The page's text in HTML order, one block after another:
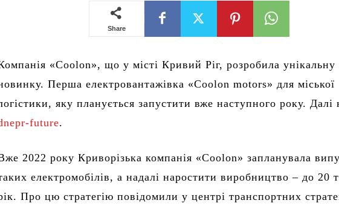
Share
«Coolon», що у місті Кривий Ріг, розробила унікальну
Перша електровантажівка «Coolon motors» для міської
яку планується запустити вже наступного року. Далі
future.
2022 року Криворізька компанія «Coolon» запланувала
електромобілів, а надалі наростити виробництво – до 20
Про цю стратегію повідомили у центрі транспортних